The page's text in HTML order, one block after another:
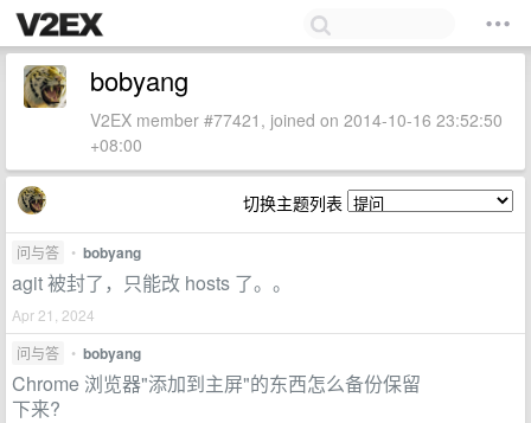
bobyang
V2EX member #77421, joined on 2014-10-16 23:52:50
+08:00
切换主题列表
问与答 • bobyang
agit 被封了，只能改 hosts 了。。
Apr 21, 2024
问与答
• bobyang
Chrome 浏览器"添加到主屏"的东西怎么备份保留
下来?